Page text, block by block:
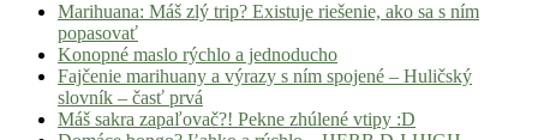
Marihuana: Máš zlý trip? Existuje riešenie, ako sa s ním
popasovať
Konopné maslo rýchlo a jednoducho
Fajčenie marihuany a výrazy s ním spojené – Huličský
slovník – časť prvá
Máš sakra zapaľovač?! Pekne zhúlené vtipy :D